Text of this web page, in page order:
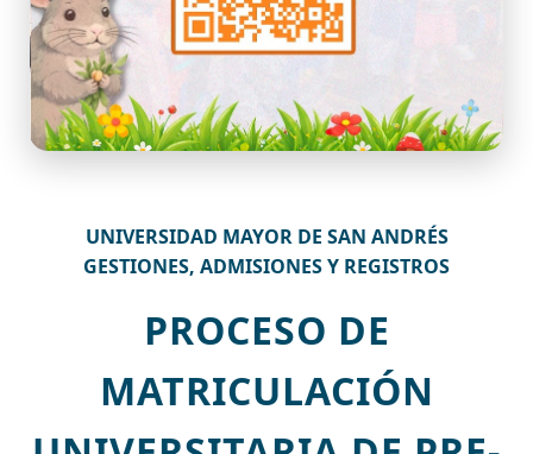
UNIVERSIDAD MAYOR DE SAN ANDRÉS
GESTIONES, ADMISIONES Y REGISTROS
PROCESO DE
MATRICULACIÓN